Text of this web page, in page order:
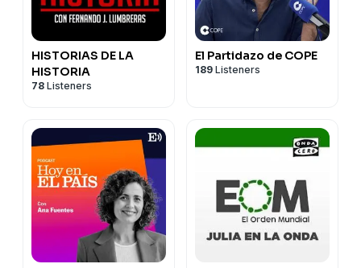
HISTORIAS DE LA
HISTORIA
78 Listeners
El Partidazo de COPE
189 Listeners